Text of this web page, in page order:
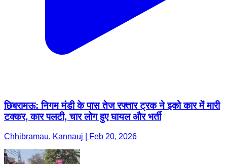
छिबरामऊ: निगम मंडी के पास तेज रफ्तार ट्रक ने इको कार में मारी
टक्कर, कार पलटी, चार लोग हुए घायल और भर्ती
Chhibramau, Kannauj | Feb 20, 2026